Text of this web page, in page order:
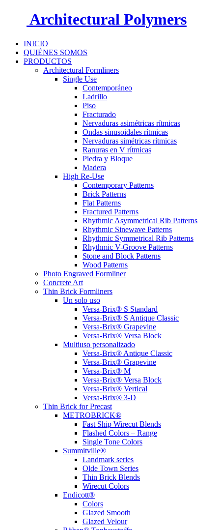
Architectural Polymers
INICIO
QUIÉNES SOMOS
PRODUCTOS
Architectural Formliners
Single Use
Contemporáneo
Ladrillo
Piso
Fracturado
Nervaduras asimétricas rítmicas
Ondas sinusoidales rítmicas
Nervaduras simétricas rítmicas
Ranuras en V rítmicas
Piedra y Bloque
Madera
High Re-Use
Contemporary Patterns
Brick Patterns
Flat Patterns
Fractured Patterns
Rhythmic Asymmetrical Rib Patterns
Rhythmic Sinewave Patterns
Rhythmic Symmetrical Rib Patterns
Rhythmic V-Groove Patterns
Stone and Block Patterns
Wood Patterns
Photo Engraved Formliner
Concrete Art
Thin Brick Formliners
Un solo uso
Versa-Brix® S Standard
Versa-Brix® S Antique Classic
Versa-Brix® Grapevine
Versa-Brix® Versa Block
Multiuso personalizado
Versa-Brix® Antique Classic
Versa-Brix® Grapevine
Versa-Brix® M
Versa-Brix® Versa Block
Versa-Brix® Vertical
Versa-Brix® 3-D
Thin Brick for Precast
METROBRICK®
Fast Ship Wirecut Blends
Flashed Colors – Range
Single Tone Colors
Summitville®
Landmark series
Olde Town Series
Thin Brick Blends
Wirecut Colors
Endicott®
Colors
Glazed Smooth
Glazed Velour